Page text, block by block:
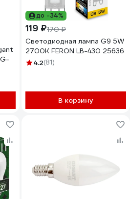
до -34%
119 ₽170 ₽
Светодиодная лампа G9 5W
2700K FERON LB-430 25636
4.2(81)
В корзину